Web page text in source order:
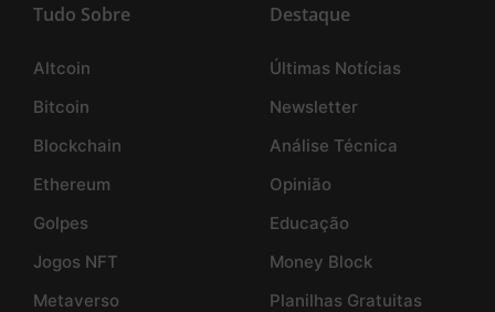
Tudo Sobre
Altcoin
Bitcoin
Blockchain
Ethereum
Golpes
Jogos NFT
Metaverso
Destaque
Últimas Notícias
Newsletter
Análise Técnica
Opinião
Educação
Money Block
Planilhas Gratuitas